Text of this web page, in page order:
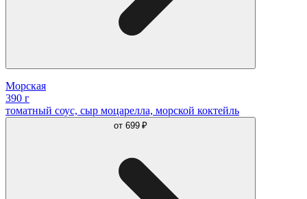
Морская
390 г
томатный соус, сыр моцарелла, морской коктейль
от 699 ₽